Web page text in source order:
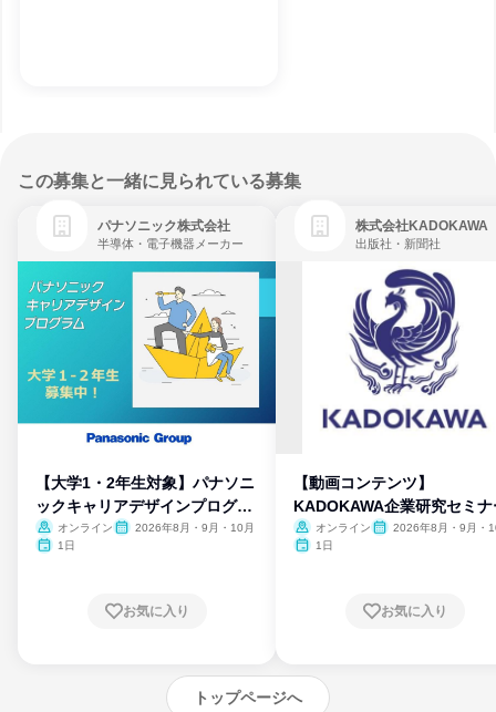
この募集と一緒に見られている募集
パナソニック株式会社
半導体・電子機器メーカー
【大学1・2年生対象】パナソニ
ックキャリアデザインプログラ
ム
オンライン
2026年8月・9月・10月
1日
お気に入り
株式会社KADOKAWA
出版社・新聞社
【動画コンテンツ】
KADOKAWA企業研究セミナ
オンライン
2026年8月・9月・
1日
お気に入り
トップページへ